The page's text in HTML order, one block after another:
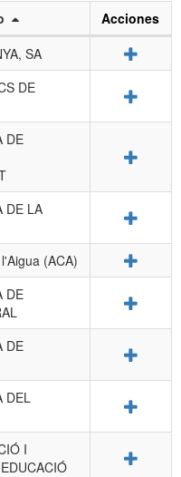
Acciones
SA
DE
DE
DE LA
(ACA)
DE
DE
DEL
I